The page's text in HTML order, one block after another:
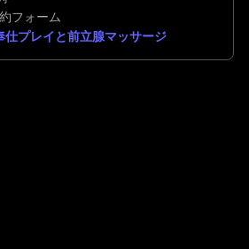
フォーム
仕プレイと前立腺マッサージ